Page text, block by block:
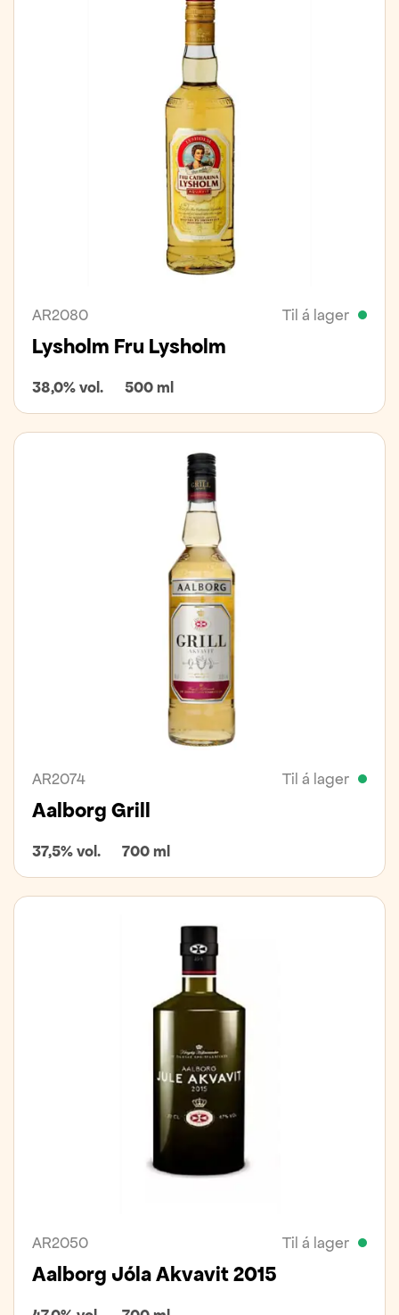
AR2080 Til á lager
Lysholm Fru Lysholm
38,0% vol. 500 ml
AR2074 Til á lager
Aalborg Grill
37,5% vol. 700 ml
AR2050 Til á lager
Aalborg Jóla Akvavit 2015